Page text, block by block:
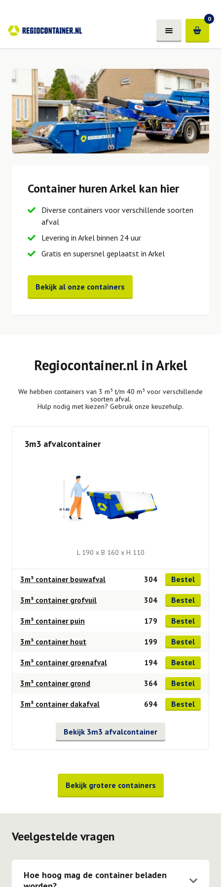
0
Container huren Arkel kan hier
Diverse containers voor verschillende soorten
afval
Levering in Arkel binnen 24 uur
Gratis en supersnel geplaatst in Arkel
Bekijk al onze containers
Regiocontainer.nl in Arkel
We hebben containers van 3 m³ t/m 40 m³ voor verschillende
soorten afval.
Hulp nodig met kiezen? Gebruik onze keuzehulp.
3m3 afvalcontainer
L 190 x B 160 x H 110
3m³ container bouwafval 304 Bestel
3m³ container grofvuil 304 Bestel
3m³ container puin 179 Bestel
3m³ container hout 199 Bestel
3m³ container groenafval 194 Bestel
3m³ container grond 364 Bestel
3m³ container dakafval 694 Bestel
Bekijk 3m3 afvalcontainer
Bekijk grotere containers
Veelgestelde vragen
Hoe hoog mag de container beladen